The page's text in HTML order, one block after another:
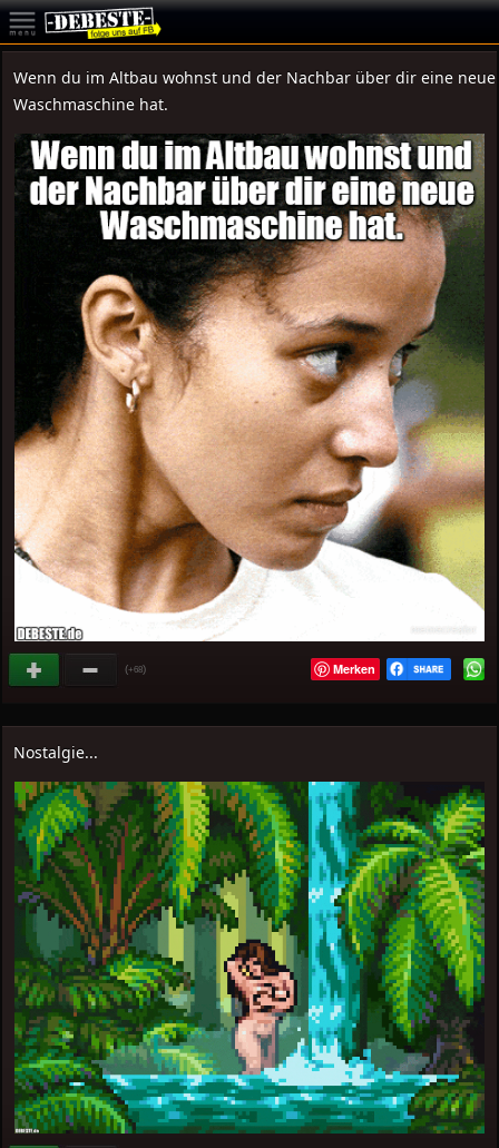
Wenn du im Altbau wohnst und der Nachbar über dir eine neue
Waschmaschine hat.
(+68) Merken
Nostalgie...